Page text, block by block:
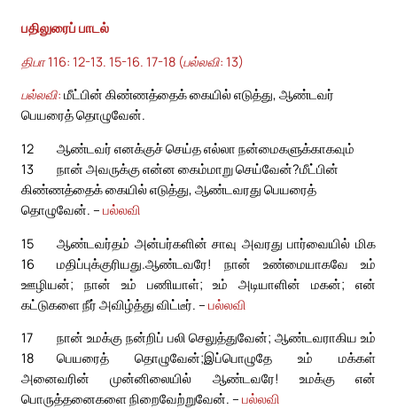
பதிலுரைப் பாடல்
திபா 116: 12-13. 15-16. 17-18 (பல்லவி: 13)
பல்லவி: மீட்பின் கிண்ணத்தைக் கையில் எடுத்து, ஆண்டவர்
பெயரைத் தொழுவேன்.
12
ஆண்டவர் எனக்குச் செய்த எல்லா நன்மைகளுக்காகவும்
நான் அவருக்கு என்ன கைம்மாறு செய்வேன்?
13
மீட்பின்
கிண்ணத்தைக் கையில் எடுத்து, ஆண்டவரது பெயரைத்
தொழுவேன். – பல்லவி
15
ஆண்டவர்தம் அன்பர்களின் சாவு அவரது பார்வையில் மிக
மதிப்புக்குரியது.
16
ஆண்டவரே! நான் உண்மையாகவே உம்
ஊழியன்; நான் உம் பணியாள்; உம் அடியாளின் மகன்; என்
கட்டுகளை நீர் அவிழ்த்து விட்டீர். – பல்லவி
17
நான் உமக்கு நன்றிப் பலி செலுத்துவேன்; ஆண்டவராகிய உம்
பெயரைத் தொழுவேன்;
18
இப்பொழுதே உம் மக்கள்
அனைவரின் முன்னிலையில் ஆண்டவரே! உமக்கு என்
பொருத்தனைகளை நிறைவேற்றுவேன். – பல்லவி